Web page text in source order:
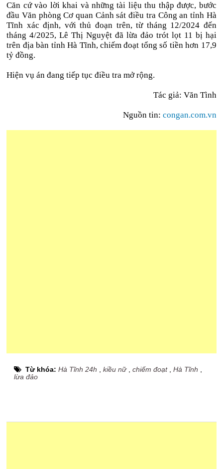
Căn cứ vào lời khai và những tài liệu thu thập được, bước
đầu Văn phòng Cơ quan Cảnh sát điều tra Công an tỉnh Hà
Tĩnh xác định, với thủ đoạn trên, từ tháng 12/2024 đến
tháng 4/2025, Lê Thị Nguyệt đã lừa đảo trót lọt 11 bị hại
trên địa bàn tỉnh Hà Tĩnh, chiếm đoạt tổng số tiền hơn 17,9
tỷ đồng.
Hiện vụ án đang tiếp tục điều tra mở rộng.
Tác giả: Văn Tình
Nguồn tin: congan.com.vn
Từ khóa:Hà Tĩnh 24h ,kiều nữ,chiếm đoạt,Hà Tĩnh
lừa đảo